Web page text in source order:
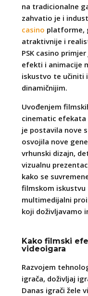
na tradicionalne
zahvatio je i
casino platforme,
atraktivnije i
PSK casino
efekti i animacije
iskustvo te učiniti
dinamičnijim.
Uvođenjem
cinematic
je postavila nove
osvojila nove
vrhunski dizajn,
vizualnu
kako se
filmskom
multimedijalni
koji doživljavamo
Kako filmski
videoigara
Razvojem
igrača, doživljaj
Danas igrači žele